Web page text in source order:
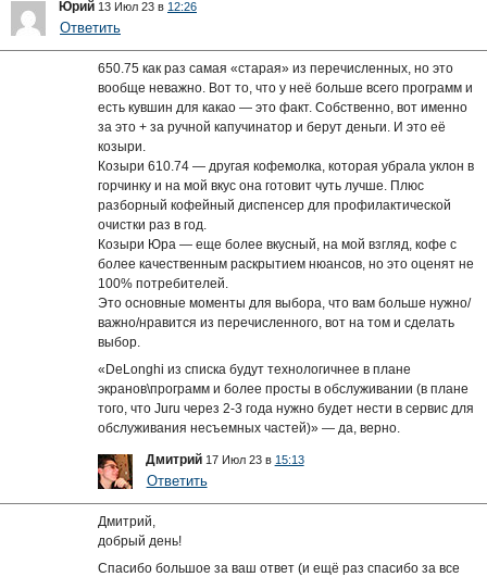
Юрий 13 Июл 23 в 12:26
Ответить
650.75 как раз самая «старая» из перечисленных, но это
вообще неважно. Вот то, что у неё больше всего программ и
есть кувшин для какао — это факт. Собственно, вот именно
за это + за ручной капучинатор и берут деньги. И это её
козыри.
Козыри 610.74 — другая кофемолка, которая убрала уклон в
горчинку и на мой вкус она готовит чуть лучше. Плюс
разборный кофейный диспенсер для профилактической
очистки раз в год.
Козыри Юра — еще более вкусный, на мой взгляд, кофе с
более качественным раскрытием нюансов, но это оценят не
100% потребителей.
Это основные моменты для выбора, что вам больше нужно/
важно/нравится из перечисленного, вот на том и сделать
выбор.
«DeLonghi из списка будут технологичнее в плане
экранов\программ и более просты в обслуживании (в плане
того, что Juru через 2-3 года нужно будет нести в сервис для
обслуживания несъемных частей)» — да, верно.
Дмитрий 17 Июл 23 в 15:13
Ответить
Дмитрий,
добрый день!
Спасибо большое за ваш ответ (и ещё раз спасибо за все